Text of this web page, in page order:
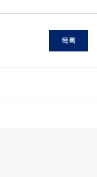
목록